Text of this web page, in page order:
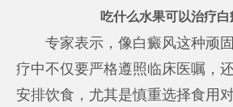
吃什么水果可以治疗白
专家表示，像白癜风这种顽固
疗中不仅要严格遵照临床医嘱，
安排饮食，尤其是慎重选择食用